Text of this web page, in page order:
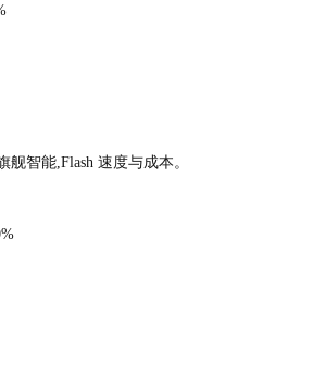
智能,Flash 速度与成本。
%